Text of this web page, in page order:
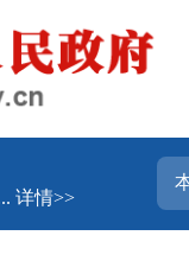
详情>>